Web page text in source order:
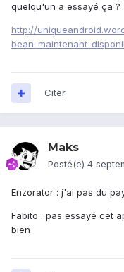
quelqu'un a essayé ça
http://
bean-maintenant-
Citer
Maks
Posté(e) 4
Enzorator : j'ai pas du
Fabito : pas essayé cet
bien